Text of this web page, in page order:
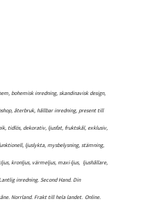
bohemisk inredning, skandinavisk design,
återbruk, hållbar inredning, present till
tidlös, dekorativ, ljusfat, fruktskål, exklusiv,
ljuslykta, mysbelysning, stämning,
kronljus, värmeljus, maxi-ljus, ljushållare,
inredning. Second Hand. Din
Norrland. Frakt till hela landet. Online.